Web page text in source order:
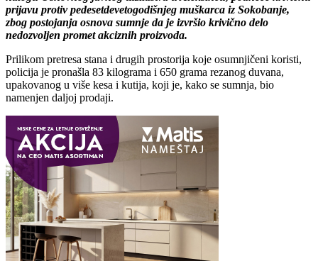
prijavu protiv pedesetdevetogodišnjeg muškarca iz Sokobanje,
zbog postojanja osnova sumnje da je izvršio krivično delo
nedozvoljen promet akciznih proizvoda.
Prilikom pretresa stana i drugih prostorija koje osumnjičeni koristi,
policija je pronašla 83 kilograma i 650 grama rezanog duvana,
upakovanog u više kesa i kutija, koji je, kako se sumnja, bio
namenjen daljoj prodaji.